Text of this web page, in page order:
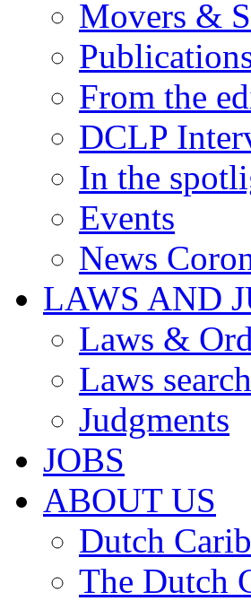
Movers &
From the
DCLP
In the
Events
News
LAWS AND
Laws &
Laws search
Judgments
JOBS
ABOUT US
Dutch
The Dutch